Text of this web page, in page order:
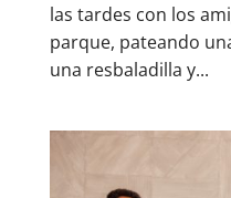
las tardes con los
parque, pateando
una resbaladilla y...